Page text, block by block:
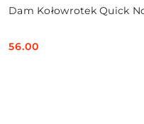
Dam Kołowrotek Quick
Cena:
56.00